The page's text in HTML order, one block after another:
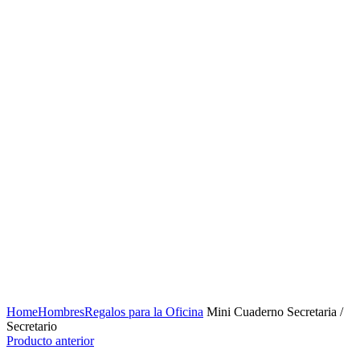
HomeHombresRegalos para la Oficina Mini Cuaderno Secretaria /
Secretario
Producto anterior